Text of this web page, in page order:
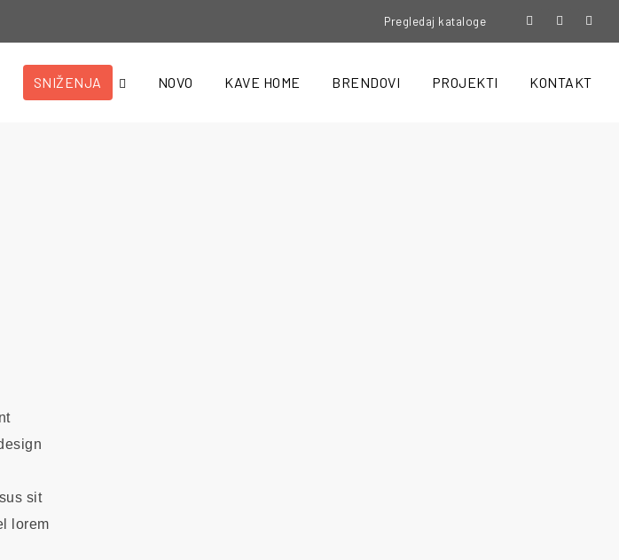
Pregledaj kataloge
SNIŽENJA NOVO KAVE HOME BRENDOVI PROJEKTI KONTAKT
sit
lorem